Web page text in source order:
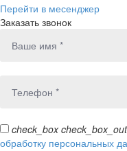
Перейти в месенджер
Заказать звонок
check_box
обработку персональных